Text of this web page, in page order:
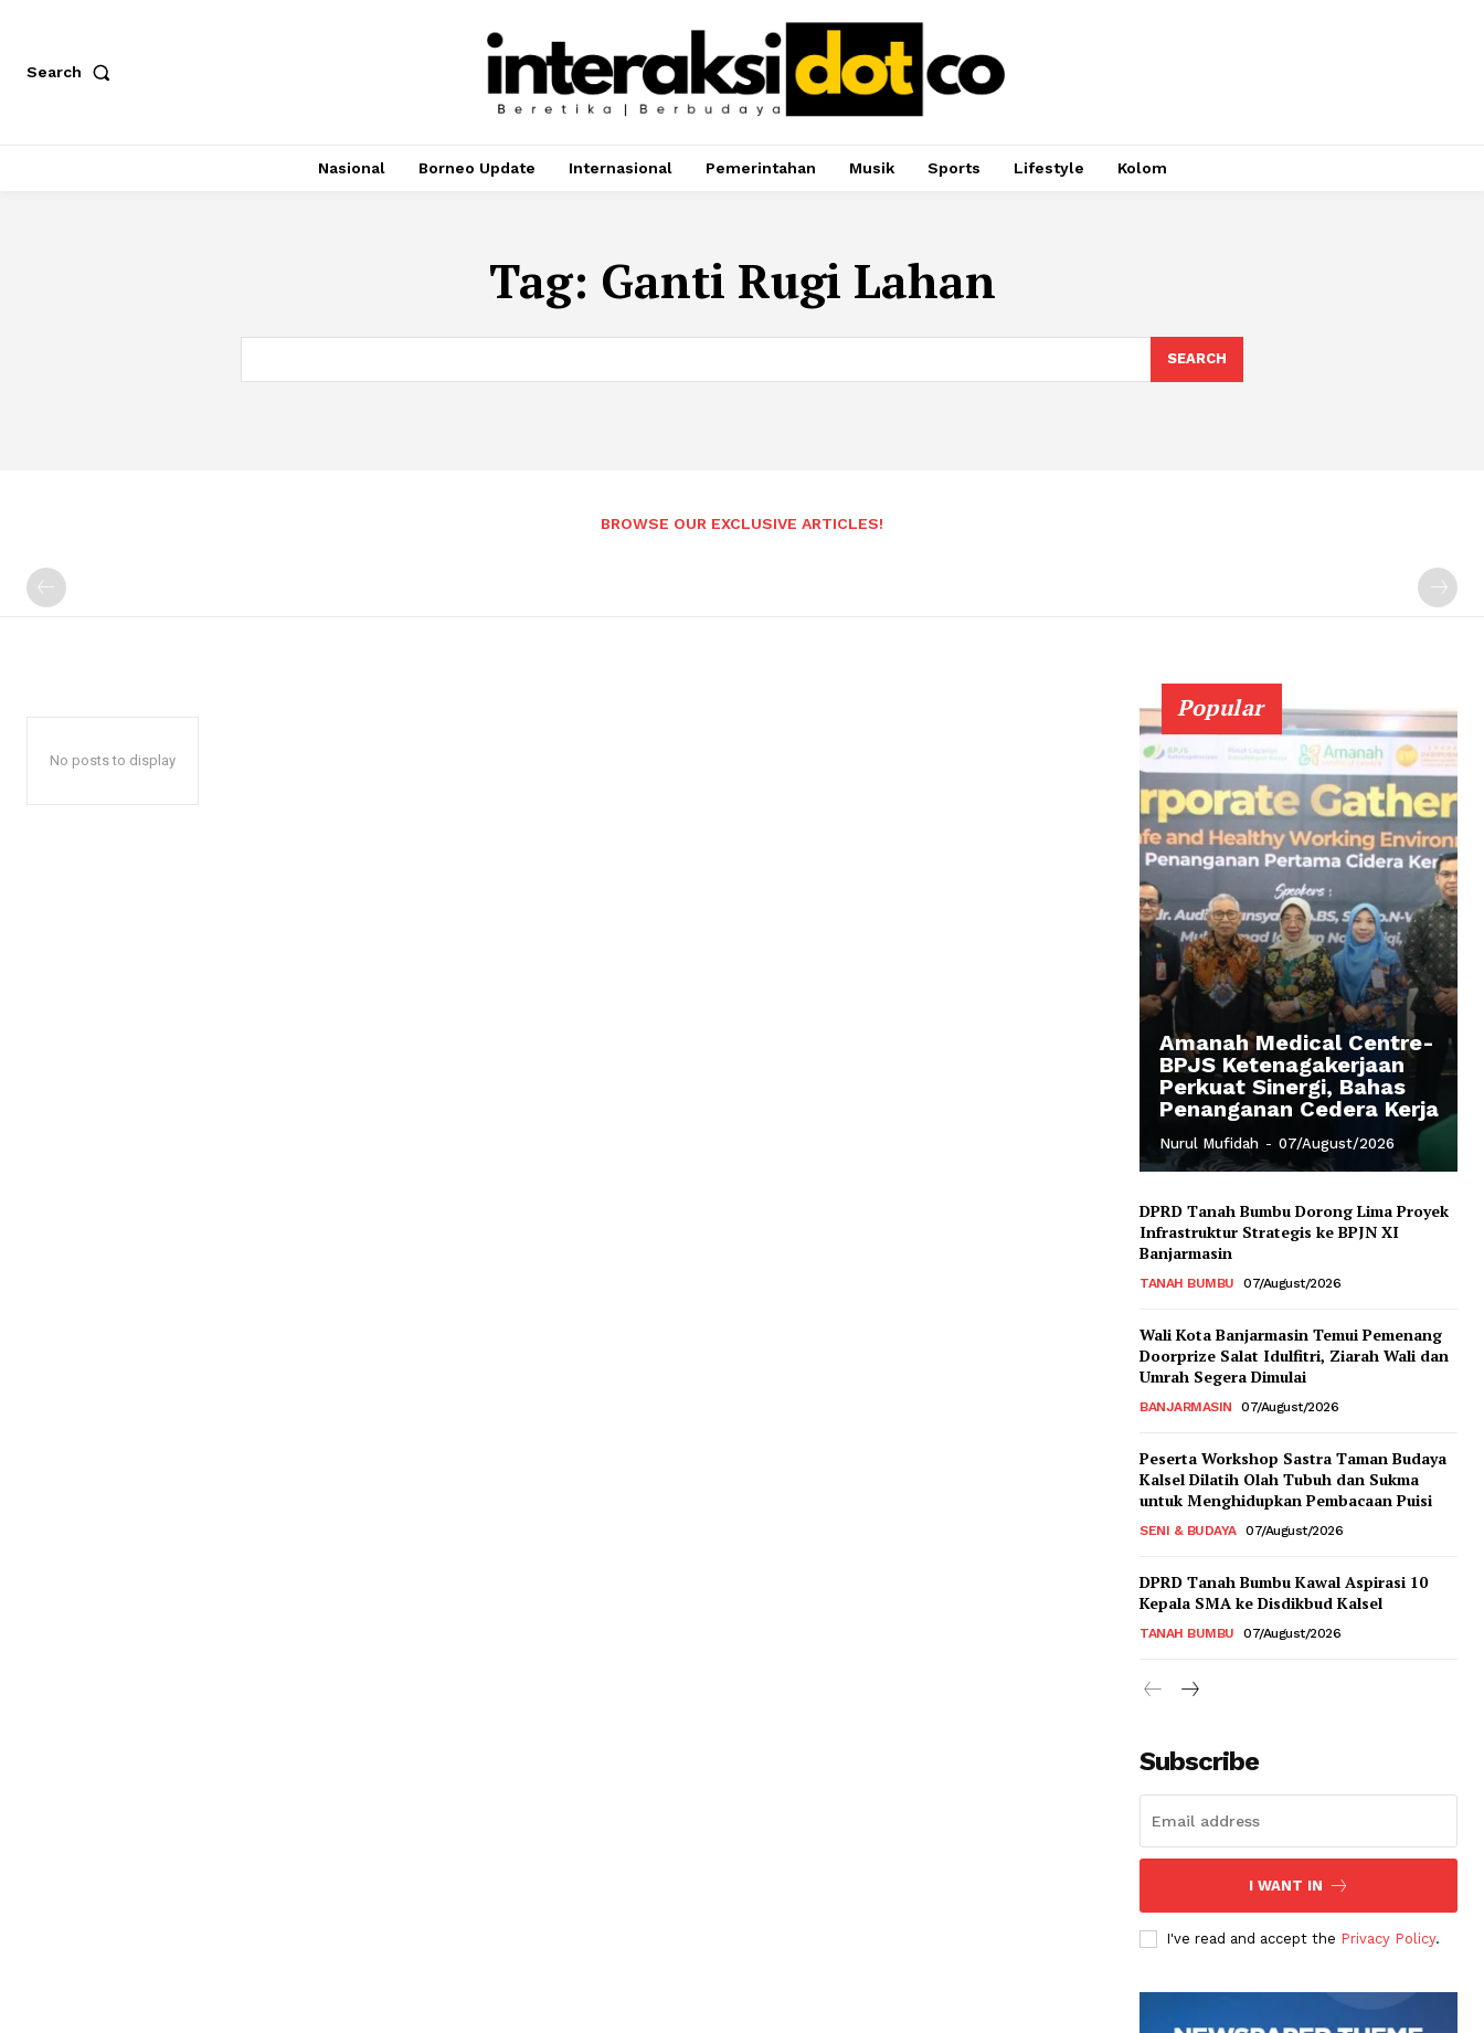
Search
Nasional Borneo Update Internasional Pemerintahan Musik Sports Lifestyle Kolom
Tag: Ganti Rugi Lahan
SEARCH
BROWSE OUR EXCLUSIVE ARTICLES!
No posts to display
Popular
Amanah Medical Centre-
BPJS Ketenagakerjaan
Perkuat Sinergi, Bahas
Penanganan Cedera Kerja
Nurul Mufidah - 07/August/2026
DPRD Tanah Bumbu Dorong Lima Proyek
Infrastruktur Strategis ke BPJN XI
Banjarmasin
TANAH BUMBU 07/August/2026
Wali Kota Banjarmasin Temui Pemenang
Doorprize Salat Idulfitri, Ziarah Wali dan
Umrah Segera Dimulai
BANJARMASIN 07/August/2026
Peserta Workshop Sastra Taman Budaya
Kalsel Dilatih Olah Tubuh dan Sukma
untuk Menghidupkan Pembacaan Puisi
SENI & BUDAYA 07/August/2026
DPRD Tanah Bumbu Kawal Aspirasi 10
Kepala SMA ke Disdikbud Kalsel
TANAH BUMBU 07/August/2026
Subscribe
I WANT IN
I've read and accept the Privacy Policy.